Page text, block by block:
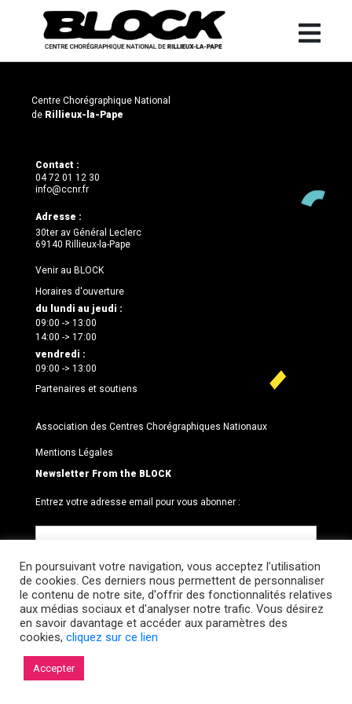
Centre Chorégraphique National
de Rillieux-la-Pape
Contact :
04 72 01 12 30
info@ccnr.fr
Adresse :
30ter av Général Leclerc
69140 Rillieux-la-Pape
Venir au BLOCK
Horaires d'ouverture
du lundi au jeudi :
09:00 -> 13:00
14:00 -> 17:00
vendredi :
09:00 -> 13:00
Partenaires et soutiens
Association des Centres Chorégraphiques Nationaux
Mentions Légales
Newsletter From the BLOCK
Entrez votre adresse email pour vous abonner :
© 2026 Le BLOCK · CCNR. Tous droits réservés.
En poursuivant votre navigation, vous acceptez l’utilisation
de cookies. Ces derniers nous permettent de personnaliser
le contenu de notre site, d'offrir des fonctionnalités relatives
aux médias sociaux et d'analyser notre trafic. Vous désirez
en savoir davantage et accéder aux paramètres des
cookies, cliquez sur ce lien
Accepter